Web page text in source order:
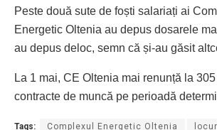
Peste două sute de foști salariați ai
Energetic Oltenia au depus dosarele
au depus deloc, semn că și-au găsit
La 1 mai, CE Oltenia mai renunță la
contracte de muncă pe perioadă
Tags: Complexul Energetic Oltenia